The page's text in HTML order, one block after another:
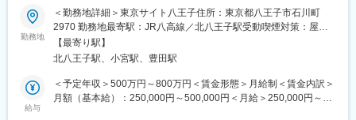
（3）現場からの改善要望に対応いただきます
※最初は先輩社員と一緒になり改善活動にあたっていただきます
のでご安心ください
（4）改善活動、生産方式を現場へ落とし込んでいただきます
【組織構成】
当該部門（超音波プローブ）には約100名の社員が在籍しており
【具体的には】
・次世代動画対応FPDのファームウェア開発(要件定義、システム
設計、アーキテクチャ設計など上流工程から参画)
■事業内容：
ヘルスケア事業部では、Ｘ線、超音波などの画像診断、パルスオ
キシメータ・新生児黄疸計などのバイタルセンシング、医療ICTサ
ービスを融合したヘルスケアソリューションを提供しています。
勤務地
＜勤務地詳細＞東京サイト八王子住所：東京都八王子市石川町
2970 勤務地最寄駅：JR八高線／北八王子駅受動喫煙対策：屋内
全面禁煙変更の範囲：会社の定める事業所（リモートワーク含
む）
【最寄り駅】
北八王子駅、小宮駅、豊田駅
給与
＜予定年収＞500万円～800万円＜賃金形態＞月給制＜賃金内訳＞
月額（基本給）：250,000円～500,000円＜月給＞250,000円～